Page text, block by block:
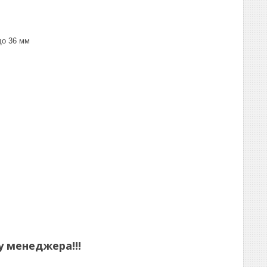
36 мм
менеджера!!!